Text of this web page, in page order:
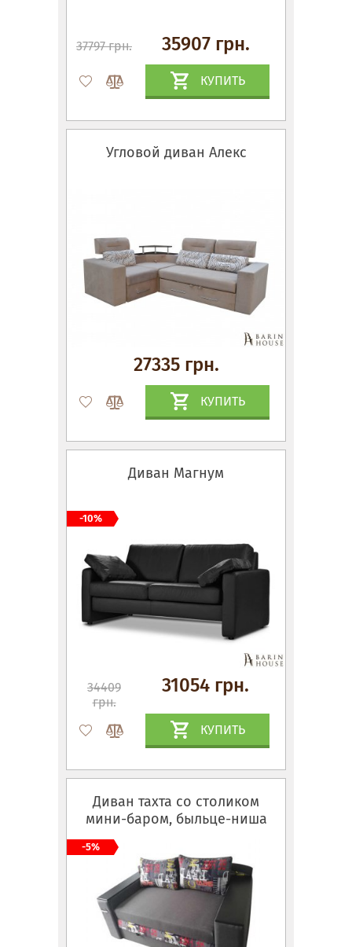
37797 грн. 35907 грн.
КУПИТЬ
Угловой диван Алекс
27335 грн.
КУПИТЬ
Диван Магнум
34409
грн.
31054 грн.
КУПИТЬ
-10%
Диван тахта со столиком
мини-баром, быльце-ниша
-5%